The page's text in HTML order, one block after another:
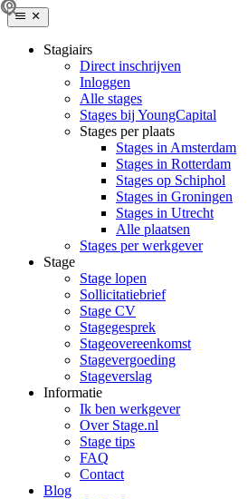
Stagiairs
Direct inschrijven
Inloggen
Alle stages
Stages bij YoungCapital
Stages per plaats
Stages in Amsterdam
Stages in Rotterdam
Stages op Schiphol
Stages in Groningen
Stages in Utrecht
Alle plaatsen
Stages per werkgever
Stage
Stage lopen
Sollicitatiebrief
Stage CV
Stagegesprek
Stageovereenkomst
Stagevergoeding
Stageverslag
Informatie
Ik ben werkgever
Over Stage.nl
Stage tips
FAQ
Contact
Blog